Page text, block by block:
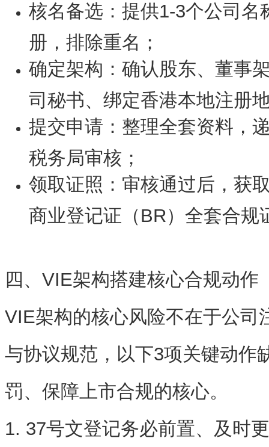
核名备选：提供1-3个公司名
册，排除重名；
确定架构：确认股东、董事
司秘书、绑定香港本地注册
提交申请：整理全套资料，
税务局审核；
领取证照：审核通过后，获
商业登记证（BR）全套合规
四、VIE架构搭建核心合规动作
VIE架构的核心风险不在于公司
与协议规范 ，以下3项关键动作
罚、保障上市合规的核心。
1. 37号文登记务必前置、及时